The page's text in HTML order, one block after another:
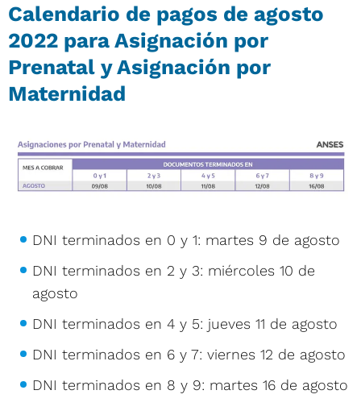
Calendario de pagos de agosto
2022 para Asignación por
Prenatal y Asignación por
Maternidad
DNI terminados en 0 y 1: martes 9 de agosto
DNI terminados en 2 y 3: miércoles 10 de
agosto
DNI terminados en 4 y 5: jueves 11 de agosto
DNI terminados en 6 y 7: viernes 12 de agosto
DNI terminados en 8 y 9: martes 16 de agosto